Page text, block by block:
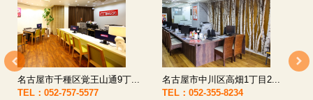
名古屋市西区八筋町277 ...
TEL：052-508-5933
名古屋市中村区太閤通9-1...
TEL：052-481-0853